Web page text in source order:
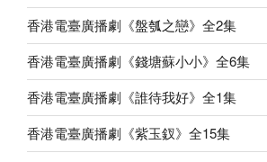
香港電臺廣播劇《盤瓠之戀》全2集
香港電臺廣播劇《錢塘蘇小小》全6集
香港電臺廣播劇《誰待我好》全1集
香港電臺廣播劇《紫玉釵》全15集